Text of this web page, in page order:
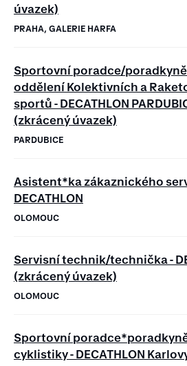
úvazek)
PRAHA, GALERIE HARFA
Sportovní poradce/
oddělení Kolektivních a
sportů - DECATHLON
(zkrácený úvazek)
PARDUBICE
Asistent*ka zákaznického
DECATHLON
OLOMOUC
Servisní technik/technička -
(zkrácený úvazek)
OLOMOUC
Sportovní
cyklistiky - DECATHLON